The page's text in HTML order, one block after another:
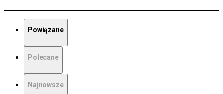
Powiązane
Polecane
Najnowsze